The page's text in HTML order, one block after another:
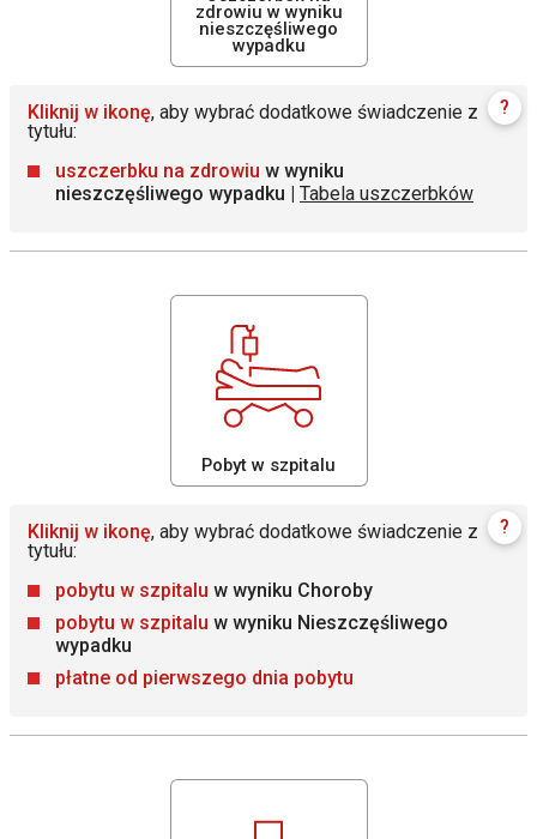
zdrowiu w wyniku
nieszczęśliwego
wypadku
Kliknij w ikonę, aby wybrać dodatkowe świadczenie z
tytułu:
uszczerbku na zdrowiu w wyniku
nieszczęśliwego wypadku | Tabela uszczerbków
?
Pobyt w szpitalu
Kliknij w ikonę, aby wybrać dodatkowe świadczenie z
tytułu:
pobytu w szpitalu w wyniku Choroby
pobytu w szpitalu w wyniku Nieszczęśliwego
wypadku
płatne od pierwszego dnia pobytu
?